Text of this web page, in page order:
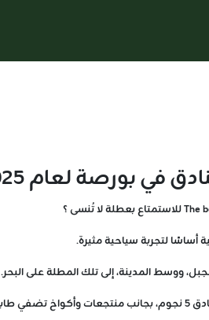
في بورصة لعام 2025
ووسط المدينة، إلى تلك المطلة على البحر.